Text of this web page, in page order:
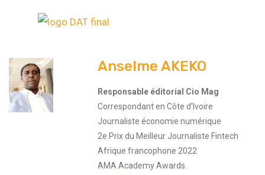
Anselme AKEKO
Responsable éditorial Cio Mag
Correspondant en Côte d’Ivoire
Journaliste économie numérique
2e Prix du Meilleur Journaliste Fintech
Afrique francophone 2022
AMA Academy Awards.